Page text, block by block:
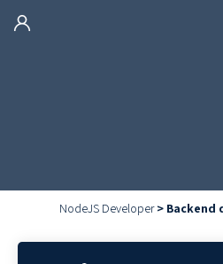
NodeJS Developer> Backend